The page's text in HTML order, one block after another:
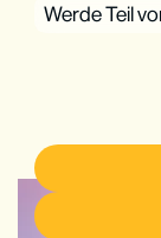
Werde Teil